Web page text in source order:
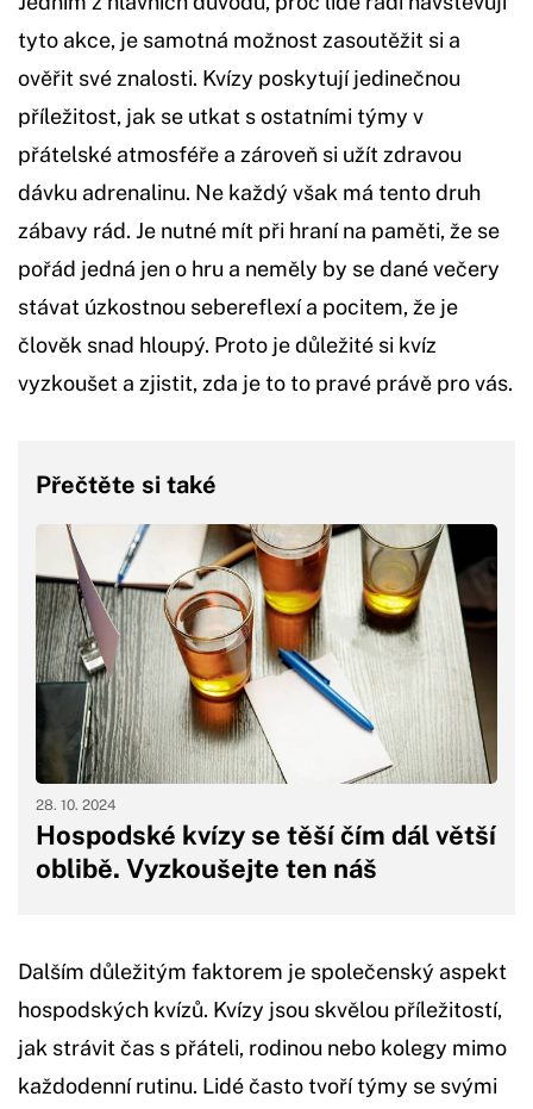
tyto akce, je samotná možnost zasoutěžit si a
ověřit své znalosti. Kvízy poskytují jedinečnou
příležitost, jak se utkat s ostatními týmy v
přátelské atmosféře a zároveň si užít zdravou
dávku adrenalinu. Ne každý však má tento druh
zábavy rád. Je nutné mít při hraní na paměti, že se
pořád jedná jen o hru a neměly by se dané večery
stávat úzkostnou sebereflexí a pocitem, že je
člověk snad hloupý. Proto je důležité si kvíz
vyzkoušet a zjistit, zda je to to pravé právě pro vás.
Přečtěte si také
Hospodské kvízy se těší čím dál větší
oblibě. Vyzkoušejte ten náš
28. 10. 2024
Dalším důležitým faktorem je společenský aspekt
hospodských kvízů. Kvízy jsou skvělou příležitostí,
jak strávit čas s přáteli, rodinou nebo kolegy mimo
každodenní rutinu. Lidé často tvoří týmy se svými